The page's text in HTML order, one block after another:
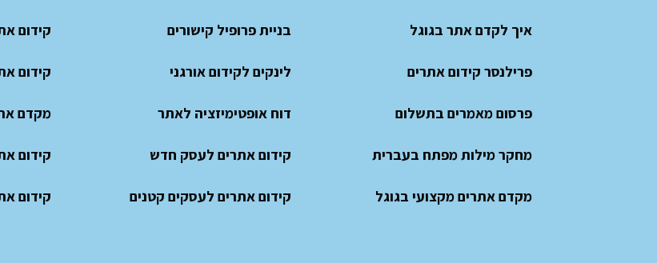
איך לקדם אתר בגוגל
פרילנסר קידום אתרים
פרסום מאמרים בתשלום
מחקר מילות מפתח בעברית
מקדם אתרים מקצועי בגוגל
בניית פרופיל קישורים
לינקים לקידום אורגני
דוח אופטימיזציה לאתר
קידום אתרים לעסק חדש
קידום אתרים לעסקים קטנים
קידום
קידום
מקדם
קידום
קידום